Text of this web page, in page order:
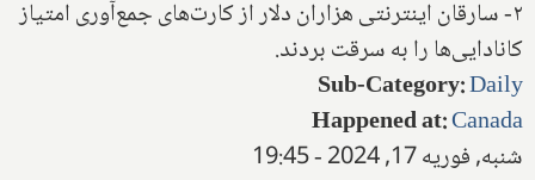
۲- سارقان اینترنتی هزاران دلار از کارت‌های جمع‌آوری امتیاز
کانادایی‌ها را به سرقت بردند.
Sub-Category:Daily
Happened at:Canada
شنبه, فوریه 17, 2024 - 19:45